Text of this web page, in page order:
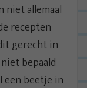
niet allemaal
recepten
gerecht in
bepaald
een beetje in